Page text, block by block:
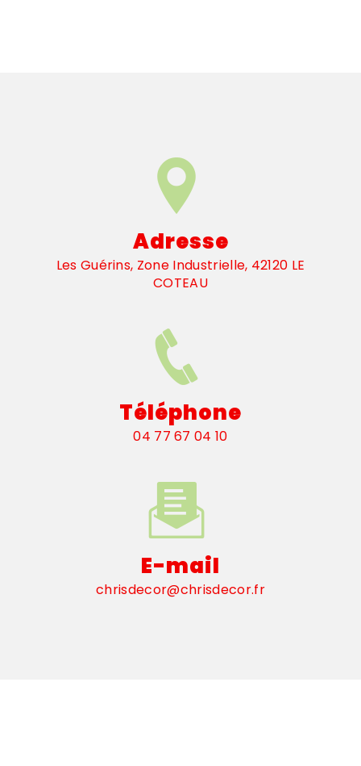
Adresse
Les Guérins, Zone Industrielle, 42120 LE
COTEAU
Téléphone
04 77 67 04 10
E-mail
chrisdecor@chrisdecor.fr